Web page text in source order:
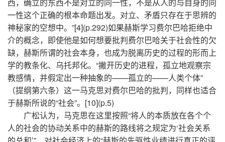
一性这个正确的根本命题出发。对立、矛盾只存在于思辨的
神秘家的空想中。”[4](p.292)如果赫斯学习费尔巴哈拒绝中
介的概念，即使他是如何想要批判费尔巴哈关于社会性的欠
缺，赫斯所谓的社会本身，也成为脱离历史的过程的形而上
学的教条化、乌托邦化。“撇开历史的进程，孤立地观察宗
教感情，并假定出一种抽象的——孤立的——人类个体”
（提纲第六条）这一马克思对费尔巴哈的批判，同样也适合
于赫斯所说的“社会”。[10](p.5)
广松认为，马克思在这里按照“将人的本质放在各个个
人的社会的协动关系中的赫斯的路线将之规定为‘社会关系